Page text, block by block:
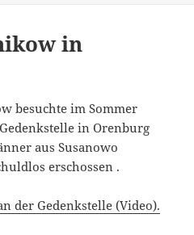
in
besuchte im Sommer
in Orenburg
aus Susanowo
erschossen .
der Gedenkstelle (Video).